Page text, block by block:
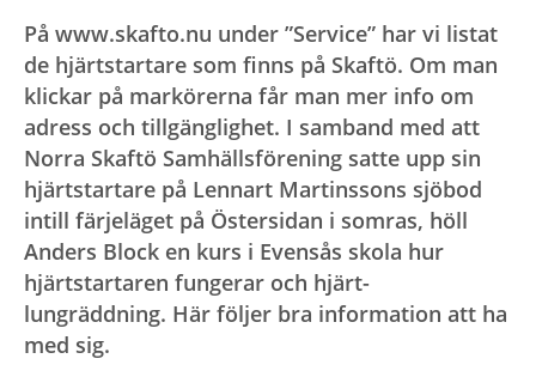
På www.skafto.nu under ”Service” har vi listat
de hjärtstartare som finns på Skaftö. Om man
klickar på markörerna får man mer info om
adress och tillgänglighet. I samband med att
Norra Skaftö Samhällsförening satte upp sin
hjärtstartare på Lennart Martinssons sjöbod
intill färjeläget på Östersidan i somras, höll
Anders Block en kurs i Evensås skola hur
hjärtstartaren fungerar och hjärt-
lungräddning. Här följer bra information att ha
med sig.